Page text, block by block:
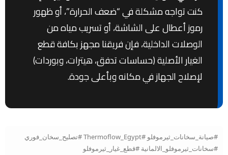
كنت تواجه مشكلة في “ضعف الحرارة”، أو ظهور
رموز أعطال على الشاشة، أو تسريب مياه من
الوصلات الداخلية، فإن فريقنا مجهز بكافة قطع
الغيار الأصلية (حساسات تدفق، هيترات، وبوردات)
لإصلاح الجهاز في مكانه وبأعلى جودة.
#صيانة_سخانات_ثيرموفلو #Thermoflow_Egypt #تصليح_سخان_فوري
#سخانات_ثيرموفلو_الالمانية #قطع_غيار_ثيرموفلو